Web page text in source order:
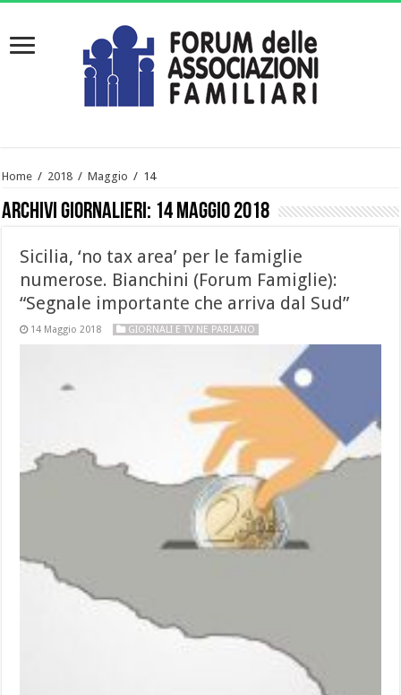
Home / 2018 / Maggio / 14
Archivi giornalieri: 14 Maggio 2018
Sicilia, ‘no tax area’ per le famiglie
numerose. Bianchini (Forum Famiglie):
“Segnale importante che arriva dal Sud”
14 Maggio 2018 GIORNALI E TV NE PARLANO